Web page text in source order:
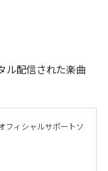
ル配信された楽曲
フィシャルサポートソ